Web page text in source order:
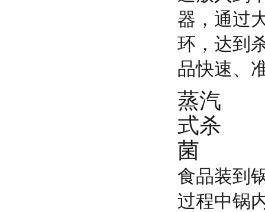
器，通过
环，达到
品快速、
蒸汽
式杀
菌
食品装到
过程中锅